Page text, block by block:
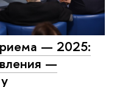
— 2025:
—